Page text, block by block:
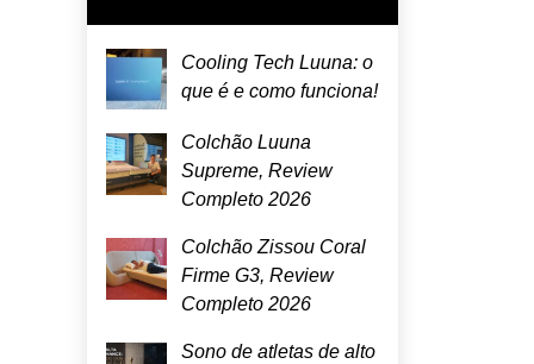
Cooling Tech Luuna: o
que é e como funciona!
Colchão Luuna
Supreme, Review
Completo 2026
Colchão Zissou Coral
Firme G3, Review
Completo 2026
Sono de atletas de alto